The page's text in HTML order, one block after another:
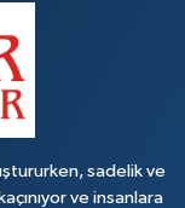
sadelik ve
ve insanlara